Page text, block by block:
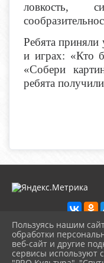
ловкость,
Ребята приняли
и играх: «Кто
«Собери
ребята
2026 г. biblioteka-
Вход
Пользуясь нашим
обработки
веб-сайт и другие
сервисы используют